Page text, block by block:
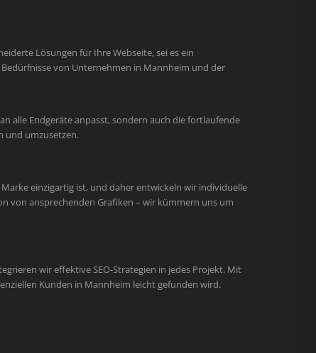
Lösungen für Ihre Webseite, sei es ein
von Unternehmen in Mannheim und der
alle Endgeräte anpasst, sondern auch die fortlaufende
und umzusetzen.
einzigartig ist, und daher entwickeln wir individuelle
von ansprechenden Grafiken – wir kümmern uns um
wir effektive SEO-Strategien in jedes Projekt. Mit
Kunden in Mannheim leicht gefunden wird.